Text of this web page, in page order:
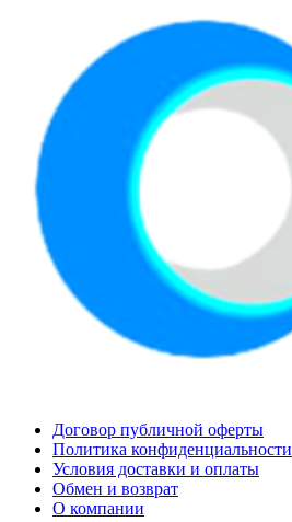
Договор публичной оферты
Политика конфиденциальности
Условия доставки и оплаты
Обмен и возврат
О компании